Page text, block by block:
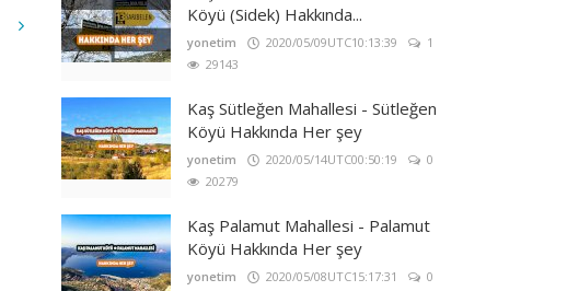
Köyü (Sidek) Hakkında...
yonetim 2020/05/09UTC10:13:39
1
29143
Kaş Sütleğen Mahallesi - Sütleğen
Köyü Hakkında Her şey
yonetim 2020/05/14UTC00:50:19
0
20279
Kaş Palamut Mahallesi - Palamut
Köyü Hakkında Her şey
yonetim 2020/05/08UTC15:17:31
0